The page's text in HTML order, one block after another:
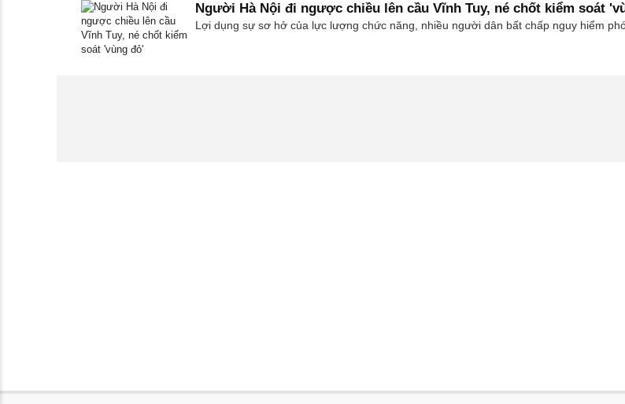
Người Hà Nội đi ngược chiều lên cầu Vĩnh Tuy, né chốt kiểm soát
Lợi dụng sự sơ hở của lực lượng chức năng, nhiều người dân bất chấp nguy hiểm